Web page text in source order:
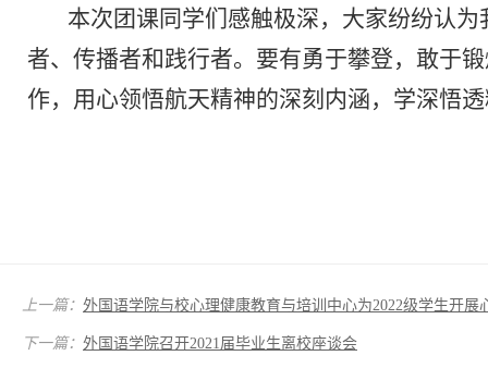
本次团课同学们感触极深，大家纷纷认
者、传播者和践行者。要有勇于攀登，敢于
作，用心领悟航天精神的深刻内涵，学深悟
上一篇： 外国语学院与校心理健康教育与培训中心为2022级学生开展
下一篇： 外国语学院召开2021届毕业生离校座谈会